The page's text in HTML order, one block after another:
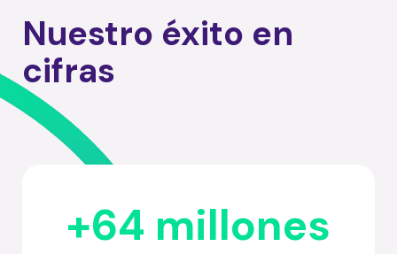
Nuestro éxito en
cifras
+64 millones